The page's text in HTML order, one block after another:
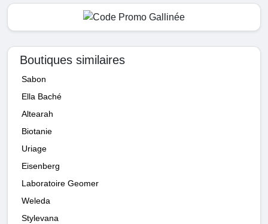
Boutiques similaires
Sabon
Ella Baché
Altearah
Biotanie
Uriage
Eisenberg
Laboratoire Geomer
Weleda
Stylevana